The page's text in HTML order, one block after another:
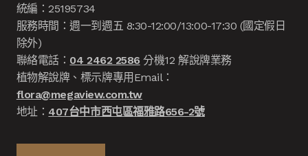
統編：25195734
服務時間：週一到週五 8:30-12:00/13:00-17:30 (國定假日
除外)
聯絡電話： 04 2462 2586分機12 解說牌業務
植物解說牌、標示牌專用Email：
flora@megaview.com.tw
地址： 407台中市西屯區福雅路656-2號